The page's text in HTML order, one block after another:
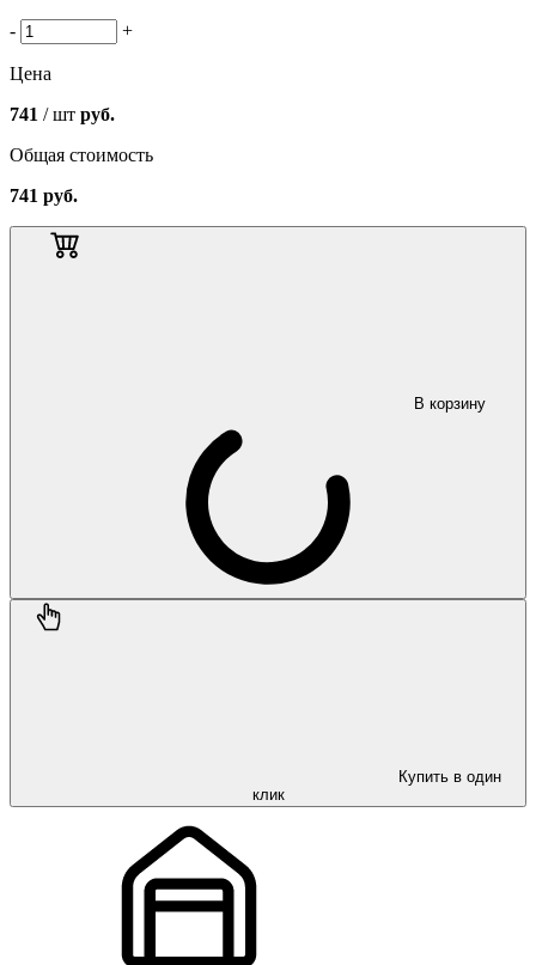
- +
Цена
741 / шт руб.
Общая стоимость
741 руб.
В корзину
Купить в один
клик